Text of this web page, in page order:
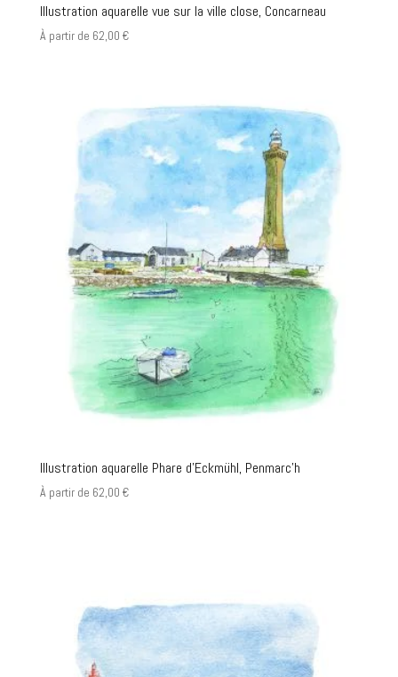
Illustration aquarelle vue sur la ville close, Concarneau
À partir de 62,00 €
Illustration aquarelle Phare d’Eckmühl, Penmarc’h
À partir de 62,00 €